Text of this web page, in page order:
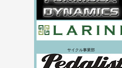
サイクル事業部